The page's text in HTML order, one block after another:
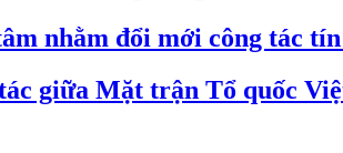
nhằm đổi mới công tác
giữa Mặt trận Tổ quốc